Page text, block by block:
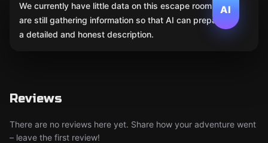
AI
We currently have little data on this escape room. We
are still gathering information so that AI can prepare
a detailed and honest description.
Reviews
There are no reviews here yet. Share how your adventure went
– leave the first review!